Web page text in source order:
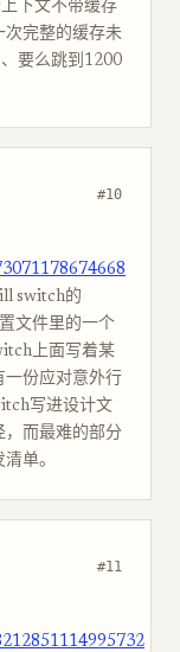
下文不带缓存
次完整的缓存未
要么跳到1200
#10
switch的
文件里的一个
上面写着某
一份应对意外行
写进设计文
，而最难的部分
单。
#11